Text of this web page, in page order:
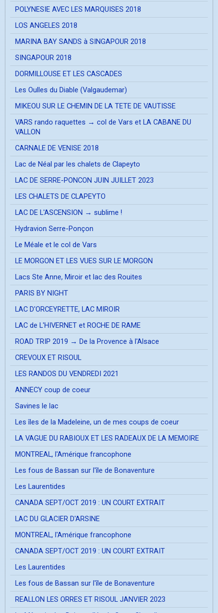
POLYNESIE AVEC LES MARQUISES 2018
LOS ANGELES 2018
MARINA BAY SANDS à SINGAPOUR 2018
SINGAPOUR 2018
DORMILLOUSE ET LES CASCADES
Les Oulles du Diable (Valgaudemar)
MIKEOU SUR LE CHEMIN DE LA TETE DE VAUTISSE
VARS rando raquettes → col de Vars et LA CABANE DU
VALLON
CARNALE DE VENISE 2018
Lac de Néal par les chalets de Clapeyto
LAC DE SERRE-PONCON JUIN JUILLET 2023
LES CHALETS DE CLAPEYTO
LAC DE L'ASCENSION → sublime !
Hydravion Serre-Ponçon
Le Méale et le col de Vars
LE MORGON ET LES VUES SUR LE MORGON
Lacs Ste Anne, Miroir et lac des Rouites
PARIS BY NIGHT
LAC D'ORCEYRETTE, LAC MIROIR
LAC de L'HIVERNET et ROCHE DE RAME
ROAD TRIP 2019 → De la Provence à l'Alsace
CREVOUX ET RISOUL
LES RANDOS DU VENDREDI 2021
ANNECY coup de coeur
Savines le lac
Les îles de la Madeleine, un de mes coups de coeur
LA VAGUE DU RABIOUX ET LES RADEAUX DE LA MEMOIRE
MONTREAL, l'Amérique francophone
Les fous de Bassan sur l'île de Bonaventure
Les Laurentides
CANADA SEPT/OCT 2019 : UN COURT EXTRAIT
LAC DU GLACIER D'ARSINE
MONTREAL, l'Amérique francophone
CANADA SEPT/OCT 2019 : UN COURT EXTRAIT
Les Laurentides
Les fous de Bassan sur l'île de Bonaventure
REALLON LES ORRES ET RISOUL JANVIER 2023